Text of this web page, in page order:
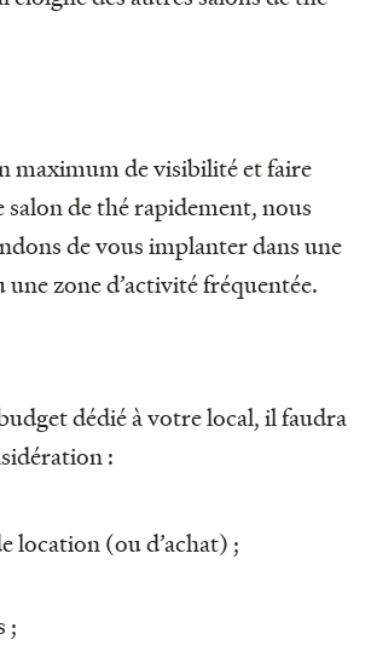
maximum de visibilité et faire
de thé rapidement, nous
de vous implanter dans une
une zone d’activité fréquentée.
dédié à votre local, il faudra
:
location (ou d’achat) ;
;